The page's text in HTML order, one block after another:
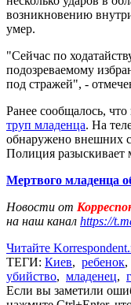
возникновению
умер.
"Сейчас по
подозреваемому
под стражей", -
Ранее сообщалось,
труп младенца. На
обнаружено внешних
Полиция разыскивает
Мертвого младенца
Новости от
на наш канал https://
Читайте
ТЕГИ: Киев, ребенок,
убийство, младенец,
Если вы заметили